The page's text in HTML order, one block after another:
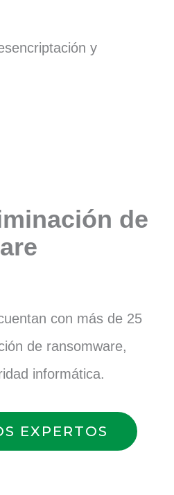
y
de
con más de 25
de ransomware,
informática.
EXPERTOS